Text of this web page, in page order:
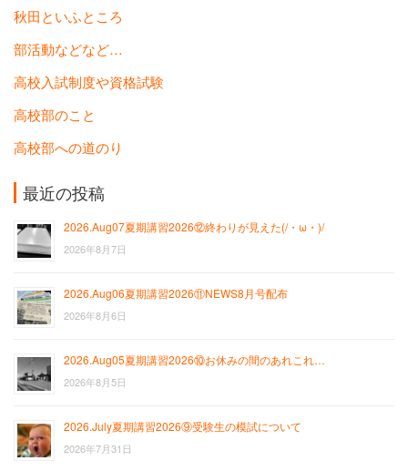
秋田といふところ
部活動などなど…
高校入試制度や資格試験
高校部のこと
高校部への道のり
最近の投稿
2026.Aug07夏期講習2026⑫終わりが見えた(/・ω・)/
2026年8月7日
2026.Aug06夏期講習2026⑪NEWS8月号配布
2026年8月6日
2026.Aug05夏期講習2026⑩お休みの間のあれこれ…
2026年8月5日
2026.July夏期講習2026⑨受験生の模試について
2026年7月31日